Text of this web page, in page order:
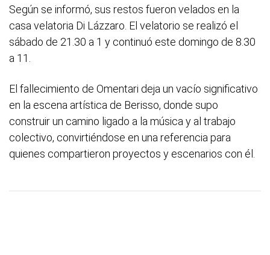
Según se informó, sus restos fueron velados en la
casa velatoria Di Lázzaro. El velatorio se realizó el
sábado de 21.30 a 1 y continuó este domingo de 8.30
a 11.
El fallecimiento de Omentari deja un vacío significativo
en la escena artística de Berisso, donde supo
construir un camino ligado a la música y al trabajo
colectivo, convirtiéndose en una referencia para
quienes compartieron proyectos y escenarios con él.